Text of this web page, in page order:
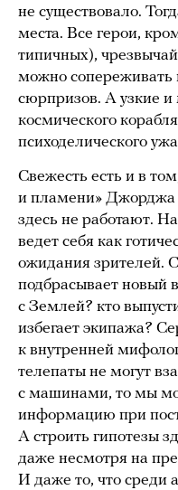
не существовало.
места. Все герои,
типичных),
можно сопереживать
сюрпризов. А узкие
космического
психоделического
Свежесть есть и в
и пламени»
здесь не работают.
ведет себя как
ожидания зрителей.
подбрасывает новый
с Землей? кто
избегает экипажа?
к внутренней
телепаты не могут
с машинами, то мы
информацию при
А строить гипотезы
даже несмотря на
И даже то, что среди